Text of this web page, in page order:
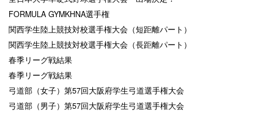
FORMULA GYMKHNA選手権
関西学生陸上競技対校選手権大会（短距離パート）
関西学生陸上競技対校選手権大会（長距離パート）
春季リーグ戦結果
春季リーグ戦結果
弓道部（女子）第57回大阪府学生弓道選手権大会
弓道部（男子）第57回大阪府学生弓道選手権大会